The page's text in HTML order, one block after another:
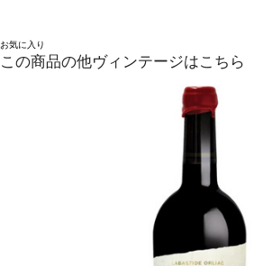
お気に入り
この商品の他ヴィンテージはこちら